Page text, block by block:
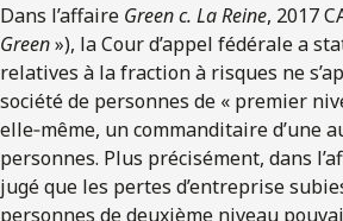
Dans l’affaire Green c. La Reine, 2017
Green»), la Cour d’appel fédérale a
relatives à la fraction à risques ne
société de personnes de « premier
elle‑même, un commanditaire d’une
personnes. Plus précisément, dans
jugé que les pertes d’entreprise
personnes de deuxième niveau